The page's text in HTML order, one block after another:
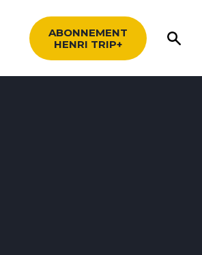
ABONNEMENT
HENRI TRIP+